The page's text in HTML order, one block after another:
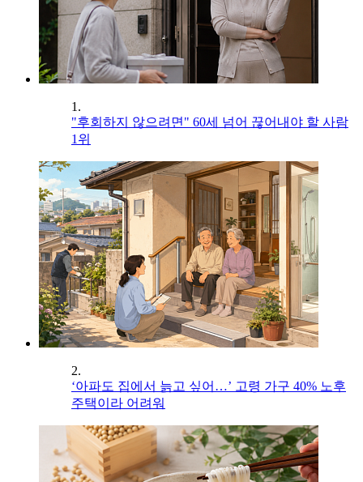
1.
"후회하지 않으려면" 60세 넘어 끊어내야 할 사람
1위
2.
‘아파도 집에서 늙고 싶어…’ 고령 가구 40% 노후
주택이라 어려워